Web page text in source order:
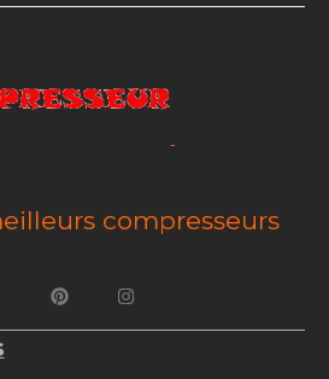
compresseurs